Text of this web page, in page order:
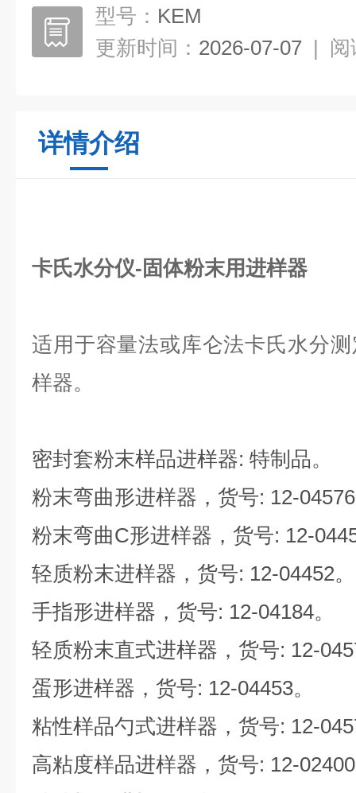
型号： KEM
更新时间： 2026-07-07 | 阅
详情介绍
卡氏水分仪-固体粉末用进样器
适用于容量法或库仑法卡氏水分
样器。
密封套粉末样品进样器: 特制品。
粉末弯曲形进样器，货号: 12-
粉末弯曲C形进样器，货号: 12-
轻质粉末进样器，货号: 12-04452。
手指形进样器，货号: 12-04184。
轻质粉末直式进样器，货号: 12-
蛋形进样器，货号: 12-04453。
粘性样品勺式进样器，货号: 12-
高粘度样品进样器，货号: 12-